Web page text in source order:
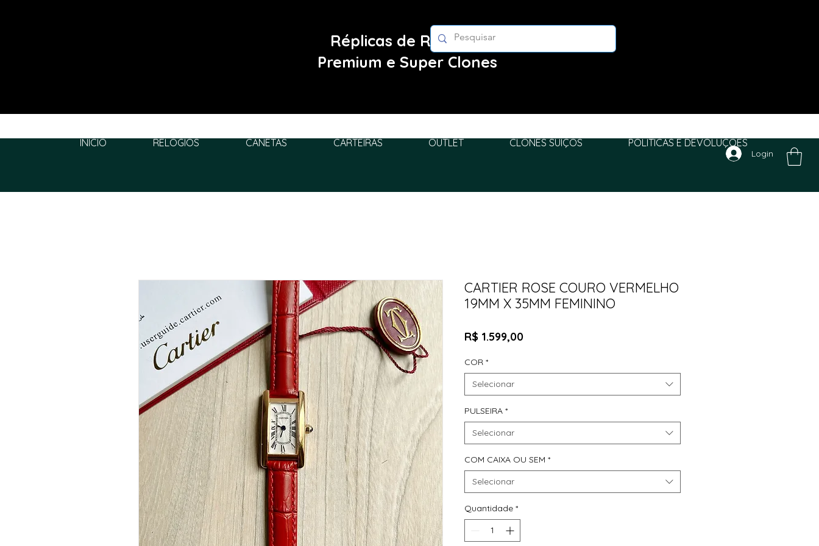
Réplicas de Relógios
Premium e Super Clones
INÍCIO RELÓGIOS CANETAS CARTEIRAS OUTLET CLONES SUIÇOS POLITICAS E DEVOLUÇÕES
Login
CARTIER ROSE COURO VERMELHO
19MM X 35MM FEMININO
R$ 1.599,00Preço
COR *
Selecionar
PULSEIRA *
Selecionar
COM CAIXA OU SEM *
Selecionar
Quantidade *